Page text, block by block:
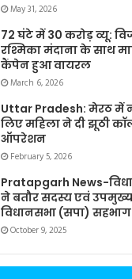
May 31, 2026
72 घंटे में 30 करोड़ व्यू:
रश्मिका मंदाना के साथ
कैंपेन हुआ वायरल
March 6, 2026
Uttar Pradesh: मेरठ में
लिए महिला ने दी झूठी
ऑपरेशन
February 5, 2026
Pratapgarh News-
ने बतौर सदस्य एवं
विधानसभा (सपा) सहभाग
October 9, 2025